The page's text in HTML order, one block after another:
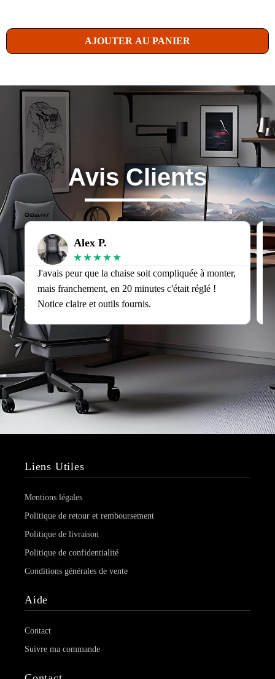
AJOUTER AU PANIER
Avis Clients
Alex P.
★ ★ ★ ★ ★
J'avais peur que la chaise soit compliquée à monter,
mais franchement, en 20 minutes c'était réglé !
Notice claire et outils fournis.
Liens Utiles
Mentions légales
Politique de retour et remboursement
Politique de livraison
Politique de confidentialité
Conditions générales de vente
Aide
Contact
Suivre ma commande